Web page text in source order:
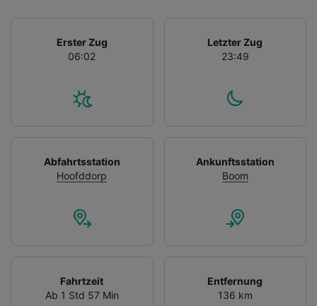
Erster Zug
06:02
Letzter Zug
23:49
Abfahrtsstation
Hoofddorp
Ankunftsstation
Boom
Fahrtzeit
Ab 1 Std 57 Min
Entfernung
136 km